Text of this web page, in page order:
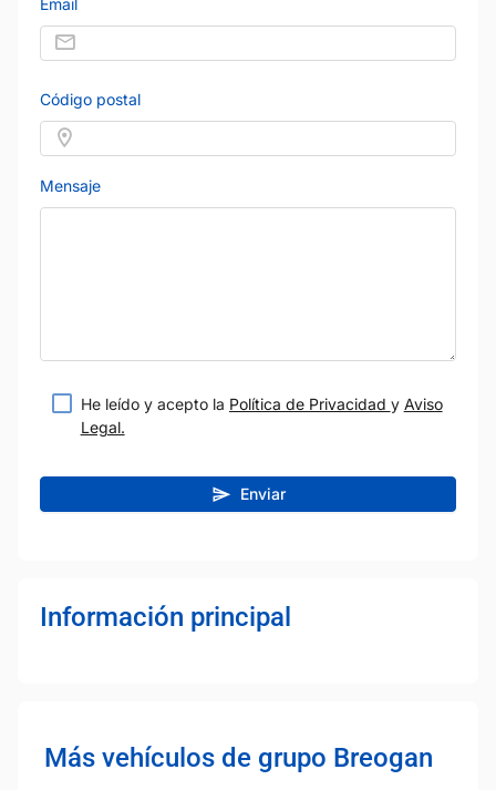
Código postal
Mensaje
He leído y acepto la Política de Privacidad y Aviso
Legal.
Enviar
Información principal
Más vehículos de grupo Breogan